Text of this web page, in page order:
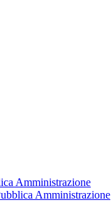
Amministrazione
Amministrazione